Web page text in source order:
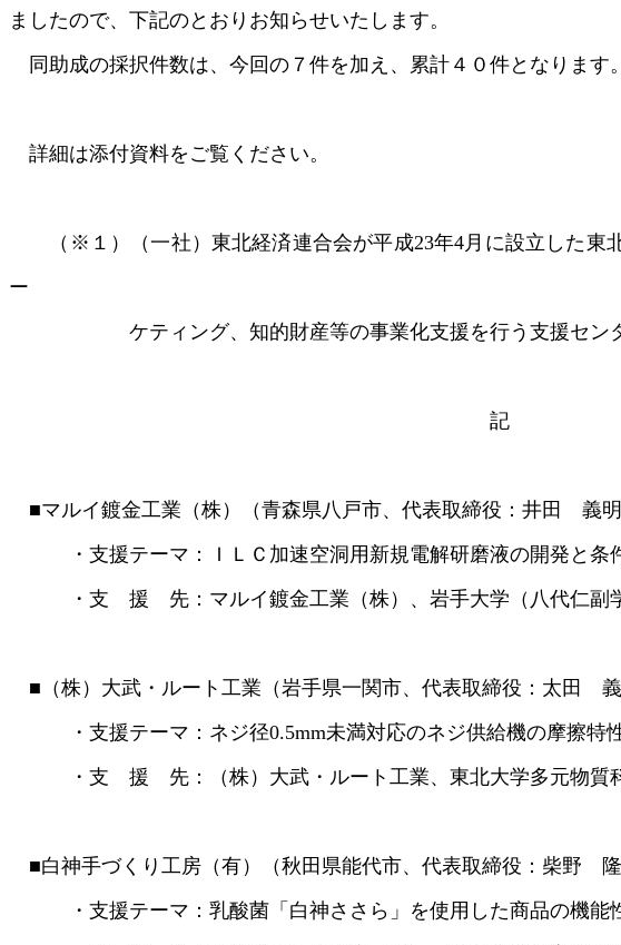
ましたので、下記のとおりお知らせいたします。
同助成の採択件数は、今回の７件を加え、累計４０件となります。
詳細は添付資料をご覧ください。
（※１）（一社）東北経済連合会が平成23年4月に設立した東
ー
ケティング、知的財産等の事業化支援を行う支援センタ
記
■マルイ鍍金工業（株）（青森県八戸市、代表取締役：井田 義明
・支援テーマ：ＩＬＣ加速空洞用新規電解研磨液の開発と条件
・支 援 先：マルイ鍍金工業（株）、岩手大学（八代仁副学
■（株）大武・ルート工業（岩手県一関市、代表取締役：太田 義
・支援テーマ：ネジ径0.5mm未満対応のネジ供給機の摩擦特
・支 援 先：（株）大武・ルート工業、東北大学多元物質
■白神手づくり工房（有）（秋田県能代市、代表取締役：柴野 隆
・支援テーマ：乳酸菌「白神ささら」を使用した商品の機能